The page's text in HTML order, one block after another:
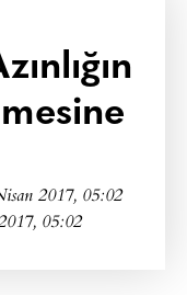
2017, 05:02
05:02